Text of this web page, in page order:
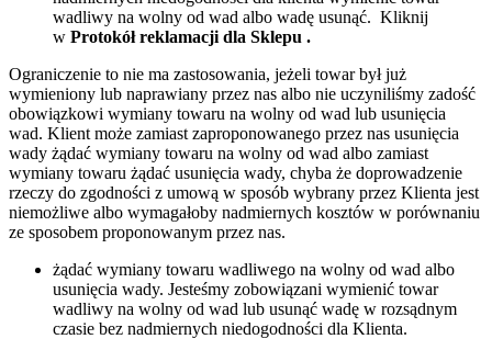
wadliwy na wolny od wad albo wadę usunąć. Kliknij
w Protokół reklamacji dla Sklepu .
Ograniczenie to nie ma zastosowania, jeżeli towar był już
wymieniony lub naprawiany przez nas albo nie uczyniliśmy zadość
obowiązkowi wymiany towaru na wolny od wad lub usunięcia
wad. Klient może zamiast zaproponowanego przez nas usunięcia
wady żądać wymiany towaru na wolny od wad albo zamiast
wymiany towaru żądać usunięcia wady, chyba że doprowadzenie
rzeczy do zgodności z umową w sposób wybrany przez Klienta jest
niemożliwe albo wymagałoby nadmiernych kosztów w porównaniu
ze sposobem proponowanym przez nas.
żądać wymiany towaru wadliwego na wolny od wad albo
usunięcia wady. Jesteśmy zobowiązani wymienić towar
wadliwy na wolny od wad lub usunąć wadę w rozsądnym
czasie bez nadmiernych niedogodności dla Klienta.